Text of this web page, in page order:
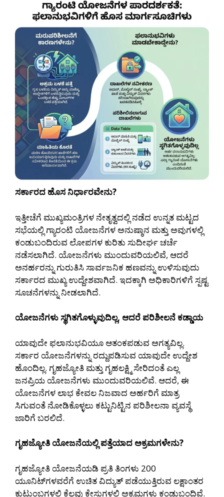
ಸರ್ಕಾರದ ಹೊಸ ನಿರ್ಧಾರವೇನು?
ಇತ್ತೀಚೆಗೆ ಮುಖ್ಯಮಂತ್ರಿಗಳ ನೇತೃತ್ವದಲ್ಲಿ ನಡೆದ ಉನ್ನತ ಮಟ್ಟದ
ಸಭೆಯಲ್ಲಿ ಗ್ಯಾರಂಟಿ ಯೋಜನೆಗಳ ಅನುಷ್ಠಾನ ಮತ್ತು ಅವುಗಳಲ್ಲಿ
ಕಂಡುಬಂದಿರುವ ಲೋಪಗಳ ಕುರಿತು ಸುದೀರ್ಘ ಚರ್ಚೆ
ನಡೆಸಲಾಗಿದೆ. ಯೋಜನೆಗಳು ಮುಂದುವರಿಯಲಿವೆ, ಆದರೆ
ಅನರ್ಹರನ್ನು ಗುರುತಿಸಿ ಸಾರ್ವಜನಿಕ ಹಣವನ್ನು ಉಳಿಸುವುದು
ಸರ್ಕಾರದ ಮುಖ್ಯ ಉದ್ದೇಶವಾಗಿದೆ. ಇದಕ್ಕಾಗಿ ಅಧಿಕಾರಿಗಳಿಗೆ ಸ್ಪಷ್ಟ
ಸೂಚನೆಗಳನ್ನು ನೀಡಲಾಗಿದೆ.
ಯೋಜನೆಗಳು ಸ್ಥಗಿತಗೊಳ್ಳುವುದಿಲ್ಲ, ಆದರೆ ಪರಿಶೀಲನೆ ಕಡ್ಡಾಯ
ಯಾವುದೇ ಫಲಾನುಭವಿಯೂ ಆತಂಕಪಡುವ ಅಗತ್ಯವಿಲ್ಲ.
ಸರ್ಕಾರ ಯೋಜನೆಗಳನ್ನು ರದ್ದುಪಡಿಸುವ ಯಾವುದೇ ಉದ್ದೇಶ
ಹೊಂದಿಲ್ಲ. ಗೃಹಜ್ಯೋತಿ ಮತ್ತು ಗೃಹಲಕ್ಷ್ಮಿ ಸೇರಿದಂತೆ ಎಲ್ಲ
ಜನಪ್ರಿಯ ಯೋಜನೆಗಳು ಮುಂದುವರಿಯಲಿವೆ. ಆದರೆ, ಈ
ಯೋಜನೆಗಳ ಲಾಭ ಕೇವಲ ನಿಜವಾದ ಅರ್ಹರಿಗೆ ಮಾತ್ರ
ಸಿಗುವಂತೆ ನೋಡಿಕೊಳ್ಳಲು ಕಟ್ಟುನಿಟ್ಟಿನ ಪರಿಶೀಲನಾ ವ್ಯವಸ್ಥೆ
ಜಾರಿಗೆ ಬರಲಿದೆ.
ಗೃಹಜ್ಯೋತಿ ಯೋಜನೆಯಲ್ಲಿ ಪತ್ತೆಯಾದ ಅಕ್ರಮಗಳೇನು?
ಗೃಹಜ್ಯೋತಿ ಯೋಜನೆಯಡಿ ಪ್ರತಿ ತಿಂಗಳು 200
ಯೂನಿಟ್‌ಗಳವರೆಗೆ ಉಚಿತ ವಿದ್ಯುತ್ ಪಡೆಯುತ್ತಿರುವ ಲಕ್ಷಾಂತರ
ಕುಟುಂಬಗಳಲ್ಲಿ ಕೆಲವು ಕೇಸುಗಳಲ್ಲಿ ಅಕ್ರಮಗಳು ಕಂಡುಬಂದಿವೆ.